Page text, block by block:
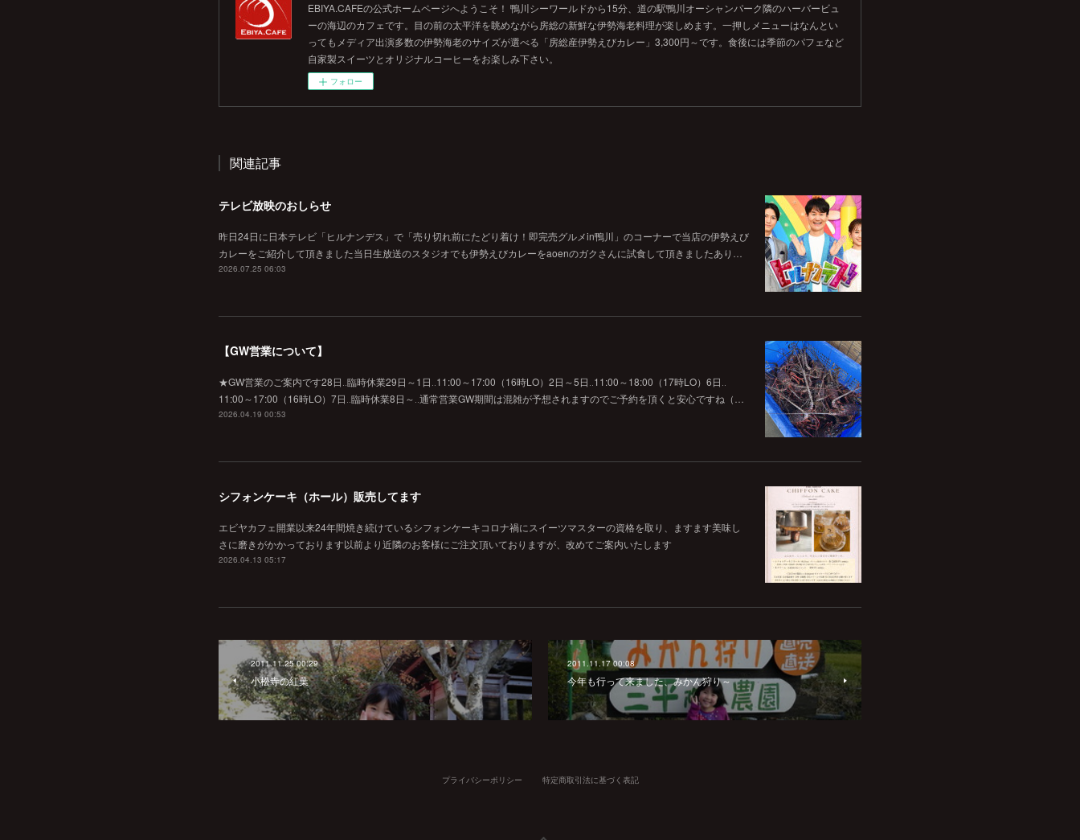
EBIYA.CAFEの公式ホームページへようこそ！ 鴨川シーワールドから15分、道の駅鴨川オーシャンパーク隣のハーバービュ
ーの海辺のカフェです。目の前の太平洋を眺めながら房総の新鮮な伊勢海老料理が楽しめます。一押しメニューはなんとい
ってもメディア出演多数の伊勢海老のサイズが選べる「房総産伊勢えびカレー」3,300円～です。食後には季節のパフェなど
自家製スイーツとオリジナルコーヒーをお楽しみ下さい。
フォロー
関連記事
テレビ放映のおしらせ
昨日24日に日本テレビ「ヒルナンデス」で「売り切れ前にたどり着け！即完売グルメin鴨川」のコーナーで当店の伊勢えび
カレーをご紹介して頂きました当日生放送のスタジオでも伊勢えびカレーをaoenのガクさんに試食して頂きましたあり…
2026.07.25 06:03
【GW営業について】
★GW営業のご案内です28日‥臨時休業29日～1日‥11:00～17:00（16時LO）2日～5日‥11:00～18:00（17時LO）6日‥
11:00～17:00（16時LO）7日‥臨時休業8日～‥通常営業GW期間は混雑が予想されますのでご予約を頂くと安心ですね（…
2026.04.19 00:53
シフォンケーキ（ホール）販売してます
エビヤカフェ開業以来24年間焼き続けているシフォンケーキコロナ禍にスイーツマスターの資格を取り、ますます美味し
さに磨きがかかっております以前より近隣のお客様にご注文頂いておりますが、改めてご案内いたします
2026.04.13 05:17
2011.11.25 00:29
小松寺の紅葉
2011.11.17 00:08
今年も行って来ました、みかん狩り～
プライバシーポリシー 特定商取引法に基づく表記